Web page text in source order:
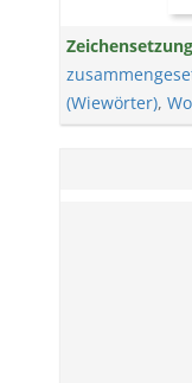
Zeichensetzung
(Wiewörter),